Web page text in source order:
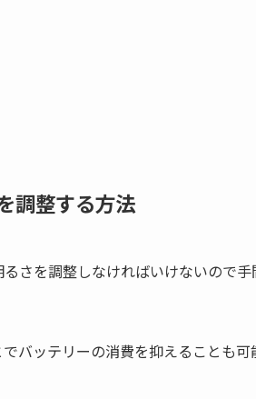
調整する方法
さを調整しなければいけないので
バッテリーの消費を抑えることも可